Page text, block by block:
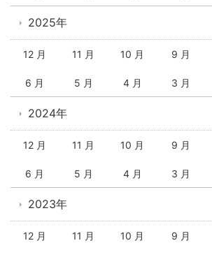
2025年
12 月 11 月 10 月 9 月
6 月 5 月 4 月 3 月
2024年
12 月 11 月 10 月 9 月
6 月 5 月 4 月 3 月
2023年
12 月 11 月 10 月 9 月